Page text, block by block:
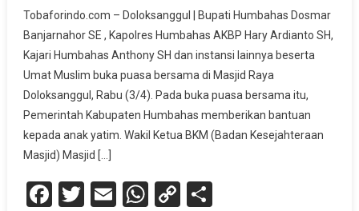
Tobaforindo.com – Doloksanggul | Bupati Humbahas Dosmar
Banjarnahor SE , Kapolres Humbahas AKBP Hary Ardianto SH,
Kajari Humbahas Anthony SH dan instansi lainnya beserta
Umat Muslim buka puasa bersama di Masjid Raya
Doloksanggul, Rabu (3/4). Pada buka puasa bersama itu,
Pemerintah Kabupaten Humbahas memberikan bantuan
kepada anak yatim. Wakil Ketua BKM (Badan Kesejahteraan
Masjid) Masjid […]
Facebook
Twitter
EmailWhatsApp
CopyShare